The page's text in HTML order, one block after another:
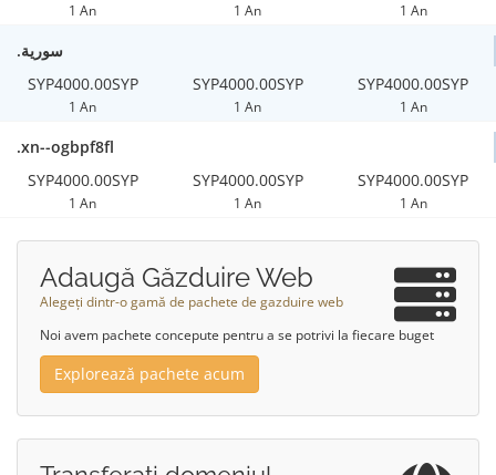
1 An 1 An 1 An
.سورية
SYP4000.00SYP
1 An
SYP4000.00SYP
1 An
SYP4000.00SYP
1 An
.xn--ogbpf8fl
SYP4000.00SYP
1 An
SYP4000.00SYP
1 An
SYP4000.00SYP
1 An
Adaugă Găzduire Web
Alegeți dintr-o gamă de pachete de gazduire web
Noi avem pachete concepute pentru a se potrivi la fiecare buget
Explorează pachete acum